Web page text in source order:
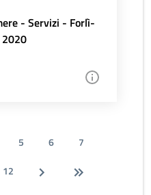
- Servizi - Forlì-
5 6
7
12